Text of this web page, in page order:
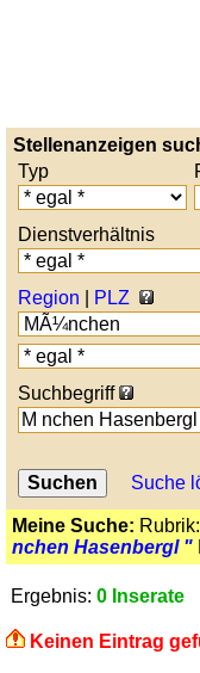
Stellenanzeigen
Typ
Dienstverhältnis
Region
PLZ
Suchbegriff
Suche
Meine Suche: Rubrik:
nchen Hasenbergl "
Ergebnis: 0 Inserate
Keinen Eintrag